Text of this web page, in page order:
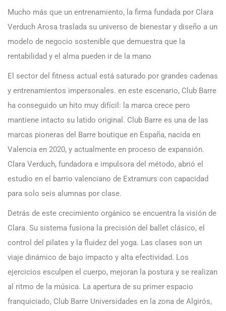
Mucho más que un entrenamiento, la firma fundada por Clara
Verduch Arosa traslada su universo de bienestar y diseño a un
modelo de negocio sostenible que demuestra que la
rentabilidad y el alma pueden ir de la mano
El sector del fitness actual está saturado por grandes cadenas
y entrenamientos impersonales. en este escenario, Club Barre
ha conseguido un hito muy difícil: la marca crece pero
mantiene intacto su latido original. Club Barre es una de las
marcas pioneras del Barre boutique en España, nacida en
Valencia en 2020, y actualmente en proceso de expansión.
Clara Verduch, fundadora e impulsora del método, abrió el
estudio en el barrio valenciano de Extramurs con capacidad
para solo seis alumnas por clase.
Detrás de este crecimiento orgánico se encuentra la visión de
Clara. Su sistema fusiona la precisión del ballet clásico, el
control del pilates y la fluidez del yoga. Las clases son un
viaje dinámico de bajo impacto y alta efectividad. Los
ejercicios esculpen el cuerpo, mejoran la postura y se realizan
al ritmo de la música. La apertura de su primer espacio
franquiciado, Club Barre Universidades en la zona de Algirós,